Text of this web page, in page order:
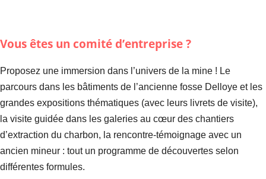
Vous êtes un comité d’entreprise ?
Proposez une immersion dans l’univers de la mine ! Le
parcours dans les bâtiments de l’ancienne fosse Delloye et les
grandes expositions thématiques (avec leurs livrets de visite),
la visite guidée dans les galeries au cœur des chantiers
d’extraction du charbon, la rencontre-témoignage avec un
ancien mineur : tout un programme de découvertes selon
différentes formules.